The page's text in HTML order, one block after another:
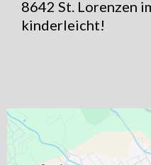
8642 St. Lorenzen
kinderleicht!